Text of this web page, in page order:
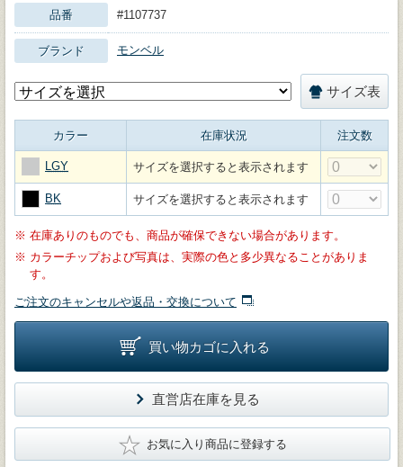
品番 #1107737
ブランド モンベル
サイズ表
カラー 在庫状況 注文数
LGY サイズを選択すると表示されます
BK サイズを選択すると表示されます
※ 在庫ありのものでも、商品が確保できない場合があります。
※ カラーチップおよび写真は、実際の色と多少異なることがありま
す。
ご注文のキャンセルや返品・交換について
買い物カゴに入れる
直営店在庫を見る
★ お気に入り商品に登録する